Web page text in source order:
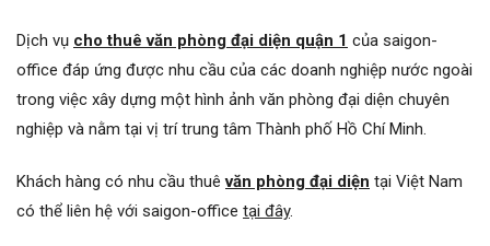
Dịch vụ cho thuê văn phòng đại diện quận 1 của saigon-
office đáp ứng được nhu cầu của các doanh nghiệp nước ngoài
trong việc xây dựng một hình ảnh văn phòng đại diện chuyên
nghiệp và nằm tại vị trí trung tâm Thành phố Hồ Chí Minh.
Khách hàng có nhu cầu thuê văn phòng đại diện tại Việt Nam
có thể liên hệ với saigon-office tại đây.